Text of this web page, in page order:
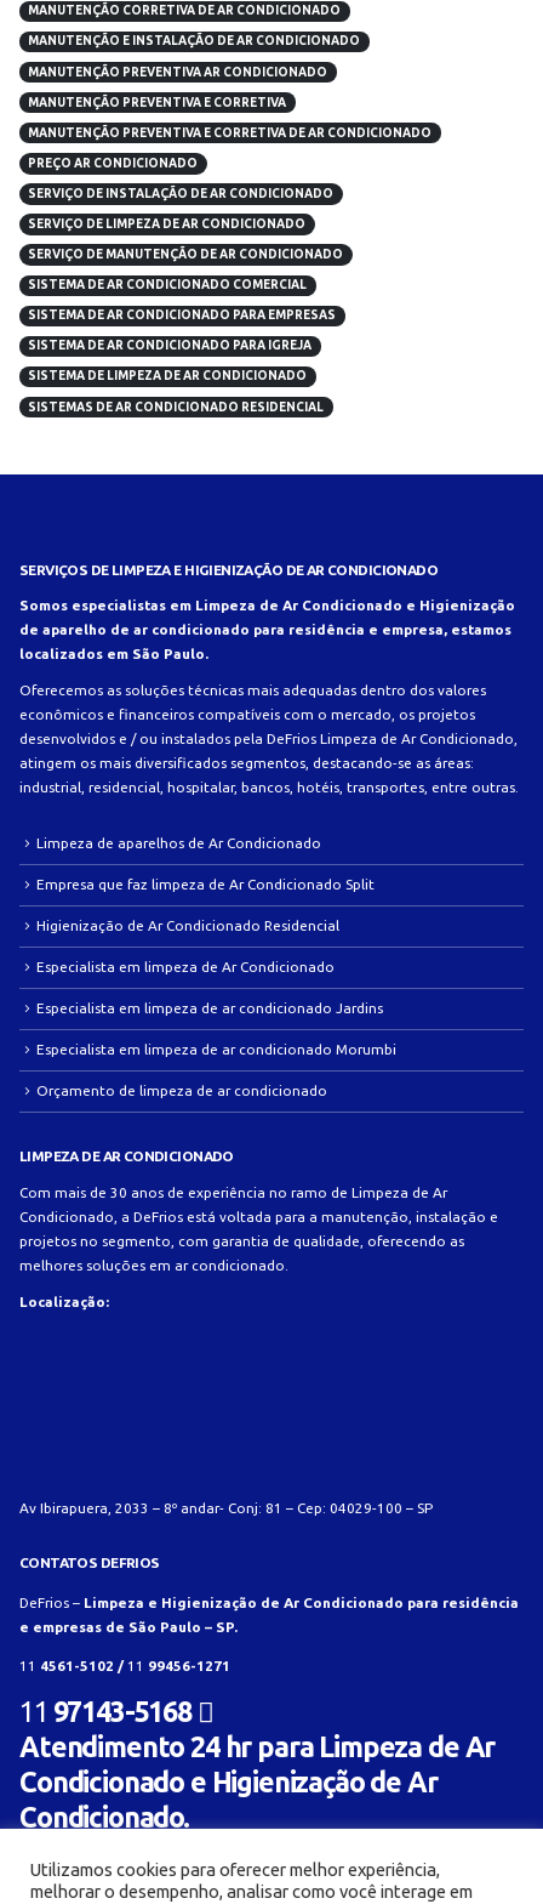
MANUTENÇÃO CORRETIVA DE AR CONDICIONADO
MANUTENÇÃO E INSTALAÇÃO DE AR CONDICIONADO
MANUTENÇÃO PREVENTIVA AR CONDICIONADO
MANUTENÇÃO PREVENTIVA E CORRETIVA
MANUTENÇÃO PREVENTIVA E CORRETIVA DE AR CONDICIONADO
PREÇO AR CONDICIONADO
SERVIÇO DE INSTALAÇÃO DE AR CONDICIONADO
SERVIÇO DE LIMPEZA DE AR CONDICIONADO
SERVIÇO DE MANUTENÇÃO DE AR CONDICIONADO
SISTEMA DE AR CONDICIONADO COMERCIAL
SISTEMA DE AR CONDICIONADO PARA EMPRESAS
SISTEMA DE AR CONDICIONADO PARA IGREJA
SISTEMA DE LIMPEZA DE AR CONDICIONADO
SISTEMAS DE AR CONDICIONADO RESIDENCIAL
SERVIÇOS DE LIMPEZA E HIGIENIZAÇÃO DE AR CONDICIONADO
Somos especialistas em Limpeza de Ar Condicionado e Higienização
de aparelho de ar condicionado para residência e empresa, estamos
localizados em São Paulo.
Oferecemos as soluções técnicas mais adequadas dentro dos valores
econômicos e financeiros compatíveis com o mercado, os projetos
desenvolvidos e / ou instalados pela DeFrios Limpeza de Ar Condicionado,
atingem os mais diversificados segmentos, destacando-se as áreas:
industrial, residencial, hospitalar, bancos, hotéis, transportes, entre outras.
Limpeza de aparelhos de Ar Condicionado
Empresa que faz limpeza de Ar Condicionado Split
Higienização de Ar Condicionado Residencial
Especialista em limpeza de Ar Condicionado
Especialista em limpeza de ar condicionado Jardins
Especialista em limpeza de ar condicionado Morumbi
Orçamento de limpeza de ar condicionado
LIMPEZA DE AR CONDICIONADO
Com mais de 30 anos de experiência no ramo de Limpeza de Ar
Condicionado, a DeFrios está voltada para a manutenção, instalação e
projetos no segmento, com garantia de qualidade, oferecendo as
melhores soluções em ar condicionado.
Localização:
Av Ibirapuera, 2033 – 8º andar- Conj: 81 – Cep: 04029-100 – SP
CONTATOS DEFRIOS
DeFrios – Limpeza e Higienização de Ar Condicionado para residência
e empresas de São Paulo – SP.
11 4561-5102 / 11 99456-1271
11 97143-5168
Atendimento 24 hr para Limpeza de Ar
Condicionado e Higienização de Ar
Condicionado.
Utilizamos cookies para oferecer melhor experiência,
melhorar o desempenho, analisar como você interage em